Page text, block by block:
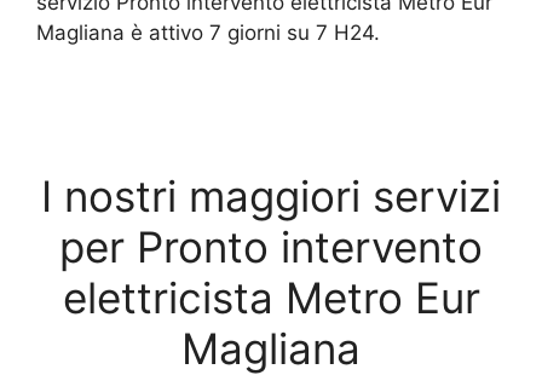
Magliana è attivo 7 giorni su 7 H24.
I nostri maggiori servizi
per Pronto intervento
elettricista Metro Eur
Magliana